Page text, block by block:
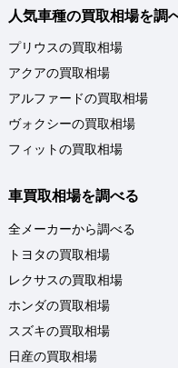
人気車種の買取相場を調
プリウスの買取相場
アクアの買取相場
アルファードの買取相場
ヴォクシーの買取相場
フィットの買取相場
車買取相場を調べる
全メーカーから調べる
トヨタの買取相場
レクサスの買取相場
ホンダの買取相場
スズキの買取相場
日産の買取相場